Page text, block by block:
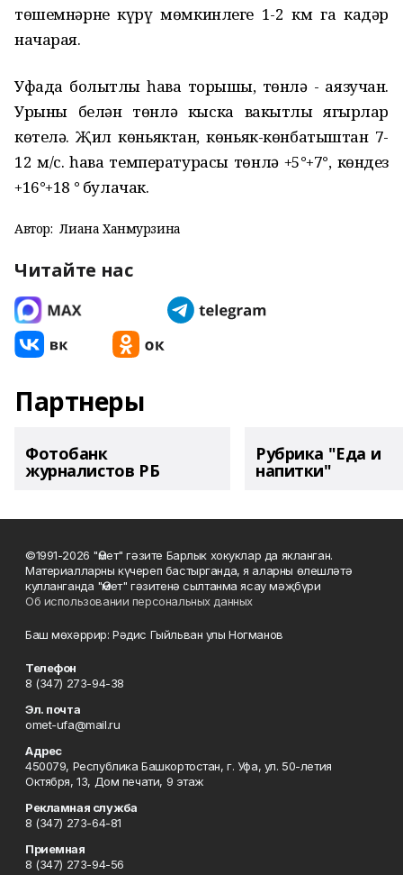
төшемнәрнең күрү мөмкинлеге 1-2 км га кадәр
начарая.
Уфада болытлы һава торышы, төнлә - аязучан.
Урыны белән төнлә кыска вакытлы яңгырлар
көтелә. Җил көньяктан, көньяк-көнбатыштан 7-
12 м/с. һава температурасы төнлә +5°+7°, көндез
+16°+18 ° булачак.
Автор: Лиана Ханмурзина
Читайте нас
Партнеры
Фотобанк
журналистов РБ
Рубрика "Еда и
напитки"
©1991-2026 "Өмет" гәзите Барлык хокуклар да якланган.
Материалларны күчереп бастырганда, я аларны өлешләтә
кулланганда "Өмет" гәзитенә сылтанма ясау мәҗбүри
Об использовании персональных данных
Баш мөхәррир: Рәдис Гыйльван улы Ногманов
Телефон
8 (347) 273-94-38
Эл. почта
omet-ufa@mail.ru
Адрес
450079, Республика Башкортостан, г. Уфа, ул. 50-летия
Октября, 13, Дом печати, 9 этаж
Рекламная служба
8 (347) 273-64-81
Приемная
8 (347) 273-94-56